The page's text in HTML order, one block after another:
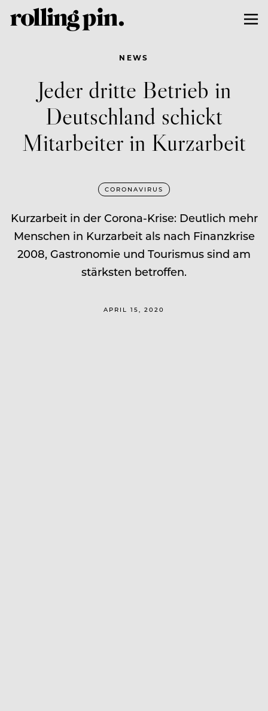
NEWS
Jeder dritte Betrieb in
Deutschland schickt
Mitarbeiter in Kurzarbeit
CORONAVIRUS
Kurzarbeit in der Corona-Krise: Deutlich mehr
Menschen in Kurzarbeit als nach Finanzkrise
2008, Gastronomie und Tourismus sind am
stärksten betroffen.
APRIL 15, 2020